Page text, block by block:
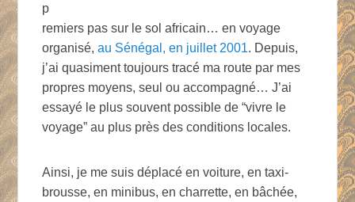
p
remiers pas sur le sol africain… en voyage
organisé,au Sénégal, en juillet 2001. Depuis,
j’ai quasiment toujours tracé ma route par mes
propres moyens, seul ou accompagné… J’ai
essayé le plus souvent possible de “vivre le
voyage” au plus près des conditions locales.
Ainsi, je me suis déplacé en voiture, en taxi-
brousse, en minibus, en charrette, en bâchée,